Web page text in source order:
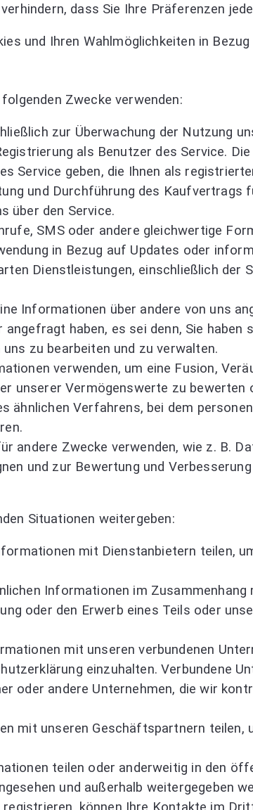
dass Sie Ihre Präferenzen
und Ihren Wahlmöglichkeiten in
Zwecke verwenden:
zur Überwachung der Nutzung
als Benutzer des Service.
Service geben, die Ihnen als
und Durchführung des Kaufvertrags
über den Service.
SMS oder andere gleichwertige
in Bezug auf Updates oder
Dienstleistungen, einschließlich der
Informationen über andere von uns
haben, es sei denn, Sie
zu bearbeiten und zu verwalten.
verwenden, um eine Fusion,
unserer Vermögenswerte zu
ähnlichen Verfahrens, bei dem
andere Zwecke verwenden, wie z. B.
und zur Bewertung und
Situationen weitergeben:
mit Dienstanbietern teilen,
Informationen im
oder den Erwerb eines Teils oder
mit unseren verbundenen
einzuhalten. Verbundene
oder andere Unternehmen, die wir
mit unseren Geschäftspartnern teilen,
teilen oder anderweitig in den
und außerhalb weitergegeben